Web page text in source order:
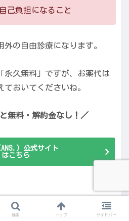
己負担になること
の自由診療になります。
永久無料」ですが、お薬代は
おいてくださいね。
無料・解約金なし！／
）公式サイト
はこちら
検索 トップ サイドバー